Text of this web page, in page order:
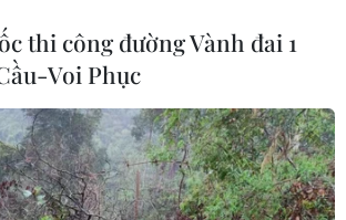
thi công đường Vành đai 1
Voi Phục